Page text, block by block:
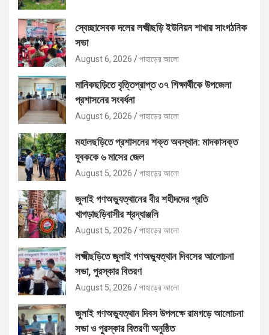
স্বেচ্ছাসেবক দলের লক্ষ্মীছড়ি ইউনিয়ন শাখার সাংগঠনিক
সভা
August 6, 2026 পাহাড়ের আলো
মানিকছড়িতে বৃত্তিপ্রাপ্ত ৩৭ শিক্ষার্থীকে উপজেলা
প্রশাসনের সংবর্ধনা
August 6, 2026 পাহাড়ের আলো
মহালছড়িতে প্রশাসনের শক্ত অবস্থান: মাদকাসক্ত
যুবককে ৬ মাসের জেল
August 5, 2026 পাহাড়ের আলো
জুলাই গণঅভ্যুত্থানের বীর শহীদদের প্রতি
খাগড়াছড়িবাসীর শ্রদ্ধাঞ্জলি
August 5, 2026 পাহাড়ের আলো
লক্ষ্মীছড়িতে জুলাই গণঅভ্যুত্থান দিবসের আলোচনা
সভা, পুরস্কার বিতরণ
August 5, 2026 পাহাড়ের আলো
জুলাই গণঅভ্যুত্থান দিবস উপলক্ষে রামগড়ে আলোচনা
সভা ও পুরস্কার বিতরণী অনুষ্ঠিত